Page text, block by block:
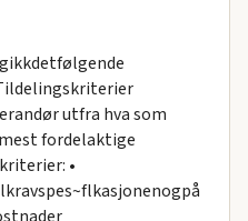
utfra hva som
fordelaktige
•